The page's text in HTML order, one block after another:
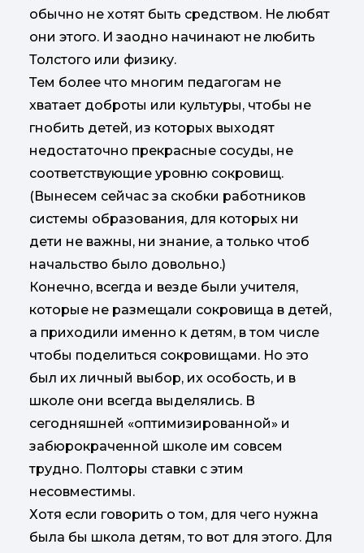
обычно не хотят быть средством. Не любят
они этого. И заодно начинают не любить
Толстого или физику.
Тем более что многим педагогам не
хватает доброты или культуры, чтобы не
гнобить детей, из которых выходят
недостаточно прекрасные сосуды, не
соответствующие уровню сокровищ.
(Вынесем сейчас за скобки работников
системы образования, для которых ни
дети не важны, ни знание, а только чтоб
начальство было довольно.)
Конечно, всегда и везде были учителя,
которые не размещали сокровища в детей,
а приходили именно к детям, в том числе
чтобы поделиться сокровищами. Но это
был их личный выбор, их особость, и в
школе они всегда выделялись. В
сегодняшней «оптимизированной» и
забюрокраченной школе им совсем
трудно. Полторы ставки с этим
несовместимы.
Хотя если говорить о том, для чего нужна
была бы школа детям, то вот для этого. Для